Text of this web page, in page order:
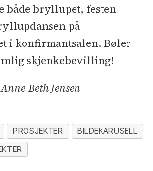
både bryllupet, festen
på
i konfirmantsalen. Bøler
skjenkebevilling!
Beth Jensen
PROSJEKTER
BILDEKARUSELL